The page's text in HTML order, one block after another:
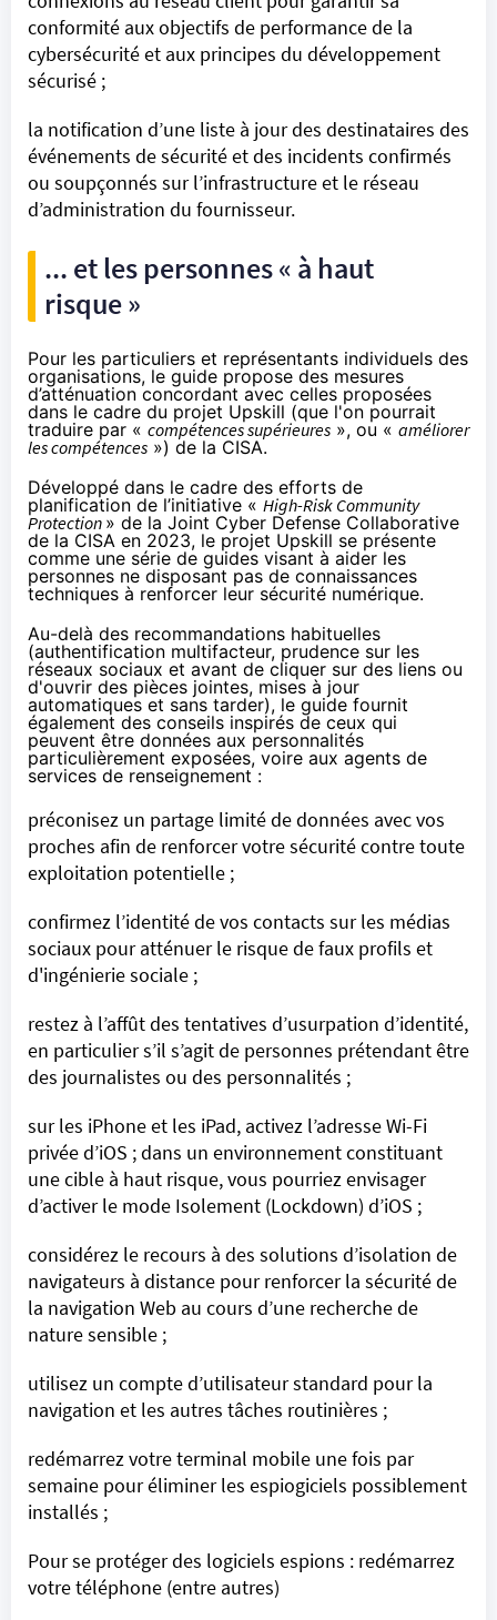
conformité aux objectifs de performance de la
cybersécurité et aux principes du développement
sécurisé ;
la notification d’une liste à jour des destinataires des
événements de sécurité et des incidents confirmés
ou soupçonnés sur l’infrastructure et le réseau
d’administration du fournisseur.
... et les personnes « à haut
risque »
Pour les particuliers et représentants individuels des
organisations, le guide propose des mesures
d’atténuation concordant avec celles proposées
dans le cadre du projet Upskill (que l'on pourrait
traduire par « compétences supérieures », ou « améliorer
les compétences ») de la CISA.
Développé dans le cadre des efforts de
planification de l’initiative « High-Risk Community
Protection » de la Joint Cyber Defense Collaborative
de la CISA en 2023, le projet Upskill se présente
comme une série de guides visant à aider les
personnes ne disposant pas de connaissances
techniques à renforcer leur sécurité numérique.
Au-delà des recommandations habituelles
(authentification multifacteur, prudence sur les
réseaux sociaux et avant de cliquer sur des liens ou
d'ouvrir des pièces jointes, mises à jour
automatiques et sans tarder), le guide fournit
également des conseils inspirés de ceux qui
peuvent être données aux personnalités
particulièrement exposées, voire aux agents de
services de renseignement :
préconisez un partage limité de données avec vos
proches afin de renforcer votre sécurité contre toute
exploitation potentielle ;
confirmez l’identité de vos contacts sur les médias
sociaux pour atténuer le risque de faux profils et
d'ingénierie sociale ;
restez à l’affût des tentatives d’usurpation d’identité,
en particulier s’il s’agit de personnes prétendant être
des journalistes ou des personnalités ;
sur les iPhone et les iPad, activez l’adresse Wi-Fi
privée d’iOS ; dans un environnement constituant
une cible à haut risque, vous pourriez envisager
d’activerle mode Isolement (Lockdown) d’iOS ;
considérez le recours à des solutions d’isolation de
navigateurs à distance pour renforcer la sécurité de
la navigation Web au cours d’une recherche de
nature sensible ;
utilisez un compte d’utilisateur standard pour la
navigation et les autres tâches routinières ;
redémarrez votre terminal mobile une fois par
semaine pour éliminer les espiogiciels possiblement
installés ;
Pour se protéger des logiciels espions : redémarrez
votre téléphone (entre autres)